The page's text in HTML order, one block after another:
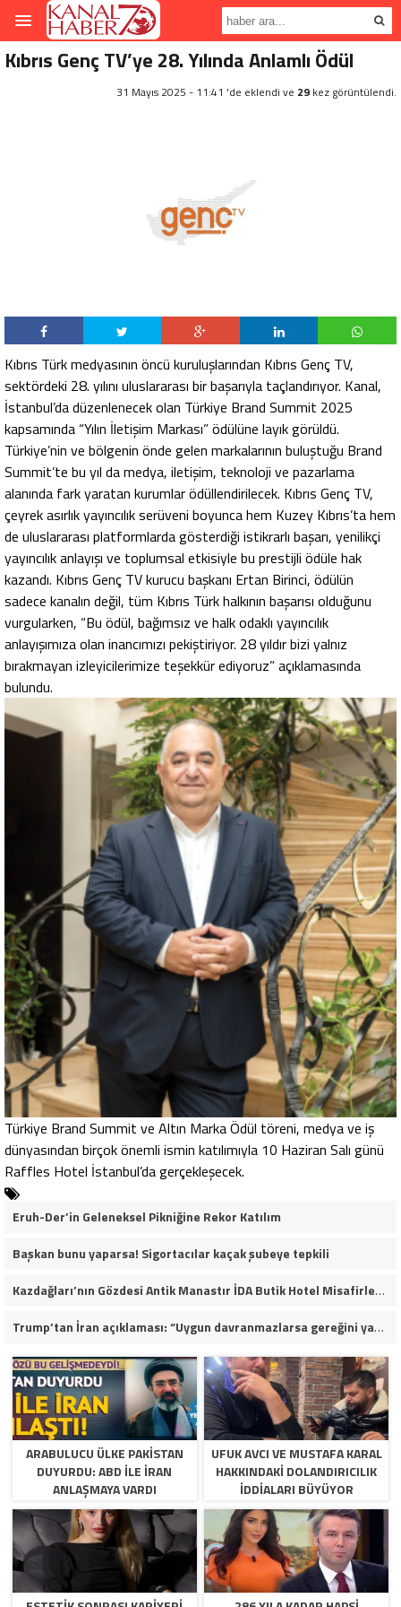
Kıbrıs Genç TV’ye 28. Yılında Anlamlı Ödül
31 Mayıs 2025 - 11:41 'de eklendi ve 29 kez görüntülendi.
Kıbrıs Türk medyasının öncü kuruluşlarından Kıbrıs Genç TV,
sektördeki 28. yılını uluslararası bir başarıyla taçlandırıyor. Kanal,
İstanbul’da düzenlenecek olan Türkiye Brand Summit 2025
kapsamında “Yılın İletişim Markası” ödülüne layık görüldü.
Türkiye’nin ve bölgenin önde gelen markalarının buluştuğu Brand
Summit’te bu yıl da medya, iletişim, teknoloji ve pazarlama
alanında fark yaratan kurumlar ödüllendirilecek. Kıbrıs Genç TV,
çeyrek asırlık yayıncılık serüveni boyunca hem Kuzey Kıbrıs’ta hem
de uluslararası platformlarda gösterdiği istikrarlı başarı, yenilikçi
yayıncılık anlayışı ve toplumsal etkisiyle bu prestijli ödüle hak
kazandı. Kıbrıs Genç TV kurucu başkanı Ertan Birinci, ödülün
sadece kanalın değil, tüm Kıbrıs Türk halkının başarısı olduğunu
vurgularken, “Bu ödül, bağımsız ve halk odaklı yayıncılık
anlayışımıza olan inancımızı pekiştiriyor. 28 yıldır bizi yalnız
bırakmayan izleyicilerimize teşekkür ediyoruz” açıklamasında
bulundu.
Türkiye Brand Summit ve Altın Marka Ödül töreni, medya ve iş
dünyasından birçok önemli ismin katılımıyla 10 Haziran Salı günü
Raffles Hotel İstanbul’da gerçekleşecek.
Eruh-Der’in Geleneksel Pikniğine Rekor Katılım
Başkan bunu yaparsa! Sigortacılar kaçak şubeye tepkili
Kazdağları’nın Gözdesi Antik Manastır İDA Butik Hotel Misafirlerinden Tam Not Alıyor
Trump’tan İran açıklaması: “Uygun davranmazlarsa gereğini yaparım”
ARABULUCU ÜLKE PAKISTAN
DUYURDU: ABD ILE İRAN
ANLAŞMAYA VARDI
UFUK AVCI VE MUSTAFA KARAL
HAKKINDAKI DOLANDIRICILIK
İDDIALARI BÜYÜYOR